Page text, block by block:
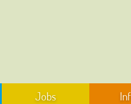
Jobs